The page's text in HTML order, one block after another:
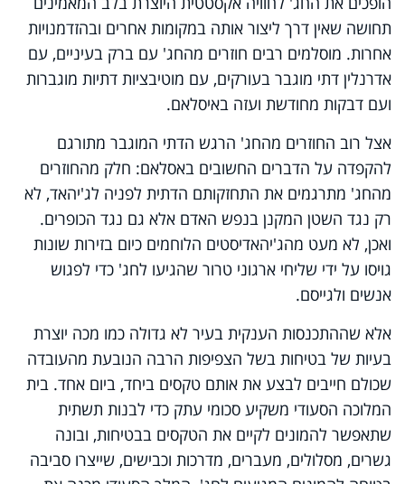
תחושה שאין דרך ליצור אותה במקומות אחרים ובהזדמנויות
אחרות. מוסלמים רבים חוזרים מהחג' עם ברק בעיניים, עם
אדרנלין דתי מוגבר בעורקים, עם מוטיבציות דתיות מוגברות
ועם דבקות מחודשת ועזה באיסלאם.
אצל רוב החוזרים מהחג' הרגש הדתי המוגבר מתורגם
להקפדה על הדברים החשובים באסלאם: חלק מהחוזרים
מהחג' מתרגמים את התחזקותם הדתית לפניה לג'יהאד, לא
רק נגד השטן המקנן בנפש האדם אלא גם נגד הכופרים.
ואכן, לא מעט מהג'יהאדיסטים הלוחמים כיום בזירות שונות
גויסו על ידי שליחי ארגוני טרור שהגיעו לחג' כדי לפגוש
אנשים ולגייסם.
אלא שההתכנסות הענקית בעיר לא גדולה כמו מכה יוצרת
בעיות של בטיחות בשל הצפיפות הרבה הנובעת מהעובדה
שכולם חייבים לבצע את אותם טקסים ביחד, ביום אחד. בית
המלוכה הסעודי משקיע סכומי עתק כדי לבנות תשתית
שתאפשר להמונים לקיים את הטקסים בבטיחות, ובונה
גשרים, מסלולים, מעברים, מדרכות וכבישים, שייצרו סביבה